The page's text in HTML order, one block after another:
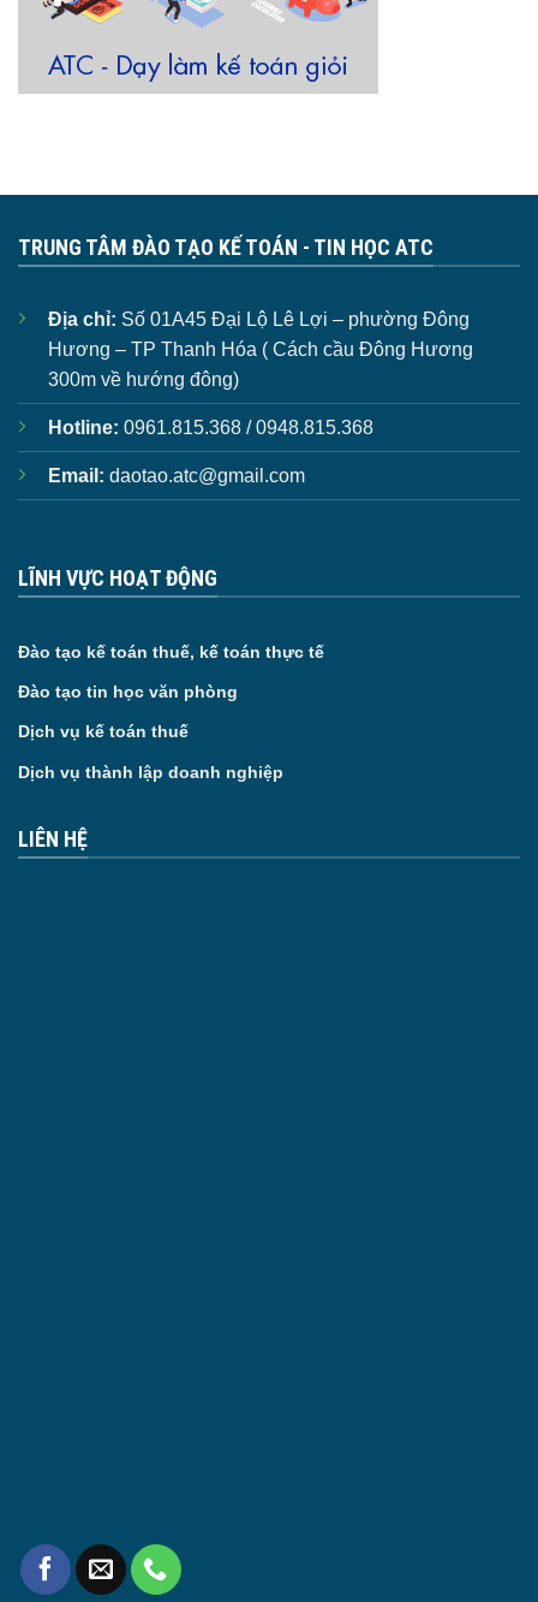
TRUNG TÂM ĐÀO TẠO KẾ TOÁN - TIN HỌC ATC
Địa chỉ: Số 01A45 Đại Lộ Lê Lợi – phường Đông
Hương – TP Thanh Hóa ( Cách cầu Đông Hương
300m về hướng đông)
Hotline: 0961.815.368 / 0948.815.368
Email: daotao.atc@gmail.com
LĨNH VỰC HOẠT ĐỘNG
Đào tạo kế toán thuế, kế toán thực tế
Đào tạo tin học văn phòng
Dịch vụ kế toán thuế
Dịch vụ thành lập doanh nghiệp
LIÊN HỆ